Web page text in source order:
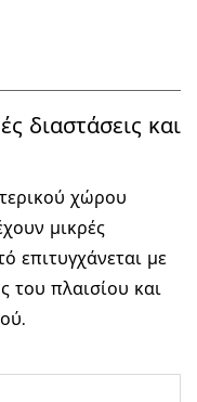
διαστάσεις και
χώρου
μικρές
επιτυγχάνεται με
του πλαισίου και